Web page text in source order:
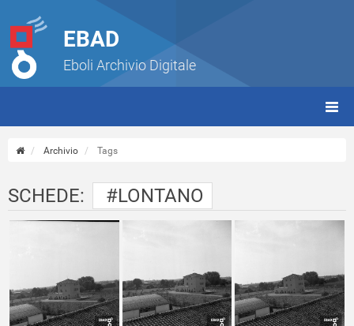
EBAD
Eboli Archivio Digitale
Archivio Tags
SCHEDE: #LONTANO